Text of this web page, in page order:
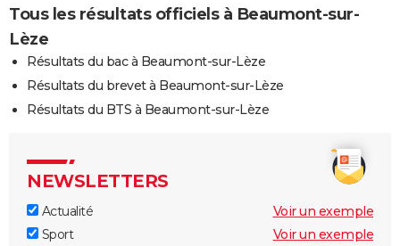
Tous les résultats officiels à Beaumont-sur-
Lèze
Résultats du bac à Beaumont-sur-Lèze
Résultats du brevet à Beaumont-sur-Lèze
Résultats du BTS à Beaumont-sur-Lèze
NEWSLETTERS
Actualité
Voir un exemple
Sport
Voir un exemple